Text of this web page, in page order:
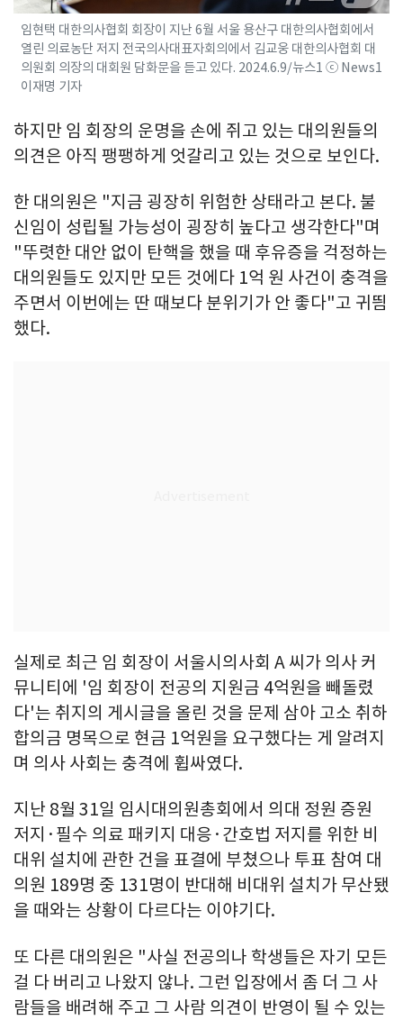
임현택 대한의사협회 회장이 지난 6월 서울 용산구 대한의사협회에서
열린 의료농단 저지 전국의사대표자회의에서 김교웅 대한의사협회 대
의원회 의장의 대회원 담화문을 듣고 있다. 2024.6.9/뉴스1 ⓒ News1
이재명 기자
하지만 임 회장의 운명을 손에 쥐고 있는 대의원들의
의견은 아직 팽팽하게 엇갈리고 있는 것으로 보인다.
한 대의원은 "지금 굉장히 위험한 상태라고 본다. 불
신임이 성립될 가능성이 굉장히 높다고 생각한다"며
"뚜렷한 대안 없이 탄핵을 했을 때 후유증을 걱정하는
대의원들도 있지만 모든 것에다 1억 원 사건이 충격을
주면서 이번에는 딴 때보다 분위기가 안 좋다"고 귀띔
했다.
실제로 최근 임 회장이 서울시의사회 A 씨가 의사 커
뮤니티에 '임 회장이 전공의 지원금 4억원을 빼돌렸
다'는 취지의 게시글을 올린 것을 문제 삼아 고소 취하
합의금 명목으로 현금 1억원을 요구했다는 게 알려지
며 의사 사회는 충격에 휩싸였다.
지난 8월 31일 임시대의원총회에서 의대 정원 증원
저지·필수 의료 패키지 대응·간호법 저지를 위한 비
대위 설치에 관한 건을 표결에 부쳤으나 투표 참여 대
의원 189명 중 131명이 반대해 비대위 설치가 무산됐
을 때와는 상황이 다르다는 이야기다.
또 다른 대의원은 "사실 전공의나 학생들은 자기 모든
걸 다 버리고 나왔지 않나. 그런 입장에서 좀 더 그 사
람들을 배려해 주고 그 사람 의견이 반영이 될 수 있는